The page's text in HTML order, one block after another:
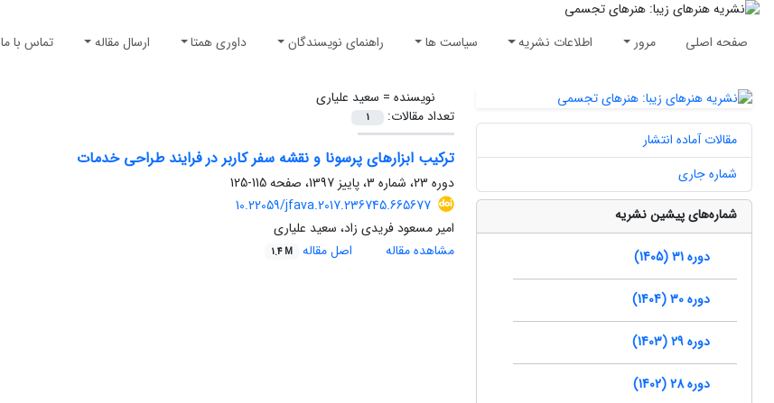
صفحه اصلی مرور اطلاعات نشریه سیاست ها راهنمای نویسندگان داوری همتا ارسال مقاله تماس با ما
نویسنده = سعید علیاری
تعداد مقالات:
1
ترکیب ابزارهای پرسونا و نقشه سفر کاربر در فرایند طراحی خدمات
دوره 23، شماره 3، پاییز 1397، صفحه
115-125
10.22059/jfava.2017.236745.665677
امیر مسعود فریدی زاد، سعید علیاری
مشاهده مقاله
اصل مقاله 1.4 M
مقالات آماده انتشار
شماره جاری
شماره‌های پیشین نشریه
دوره 31 (1405)
دوره 30 (1404)
دوره 29 (1403)
دوره 28 (1402)